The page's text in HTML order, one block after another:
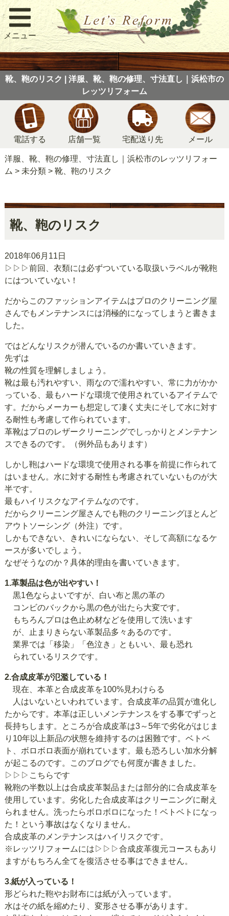
メニュー
靴、鞄のリスク | 洋服、靴、鞄の修理、寸法直し｜浜松市の
レッツリフォーム
電話する 店舗一覧 宅配送り先 メール
洋服、靴、鞄の修理、寸法直し｜浜松市のレッツリフォー
ム > 未分類> 靴、鞄のリスク
靴、鞄のリスク
2018年06月11日
▷▷▷前回、 衣類には必ずついている取扱いラベルが靴鞄
にはついていない！
だからこのファッションアイテムはプロのクリーニング屋
さんでもメンテナンスには消極的になってしまうと書きま
した。
ではどんなリスクが潜んでいるのか書いていきます。
先ずは
靴の性質を理解しましょう。
靴は最も汚れやすい、雨なので濡れやすい、常に力がかか
っている、最もハードな環境で使用されているアイテムで
す。だからメーカーも想定して凄く丈夫にそして水に対す
る耐性も考慮して作られています。
革靴はプロのレザークリーニングでしっかりとメンテナン
スできるのです。（例外品もあります）
しかし鞄はハードな環境で使用される事を前提に作られて
はいません。水に対する耐性も考慮されていないものが大
半です。
最もハイリスクなアイテムなのです。
だからクリーニング屋さんでも鞄のクリーニングほとんど
アウトソーシング（外注）です。
しかもできない、きれいにならない、そして高額になるケ
ースが多いでしょう。
なぜそうなのか？具体的理由を書いていきます。
1.革製品は色が出やすい！
黒1色ならよいですが、白い布と黒の革の
コンビのバックから黒の色が出たら大変です。
もちろんプロは色止め材などを使用して洗います
が、止まりきらない革製品多々あるのです。
業界では「移染」「色泣き」ともいい、最も恐れ
られているリスクです。
2.合成皮革が氾濫している！
現在、本革と合成皮革を100%見わけらる
人はいないといわれています。合成皮革の品質が進化し
たからです。本革は正しいメンテナンスをする事でずっと
長持ちします。ところが合成皮革は3～5年で劣化がはじま
り10年以上新品の状態を維持するのは困難です。ベトベ
ト、ボロボロ表面が崩れています。最も恐ろしい加水分解
が起こるのです。このブログでも何度が書きました。
▷▷▷こちらです
靴鞄の半数以上は合成皮革製品または部分的に合成皮革を
使用しています。劣化した合成皮革はクリーニングに耐え
られません。洗ったらボロボロになった！ベトベトになっ
た！という事故はなくなりません。
合成皮革のメンテナンスはハイリスクです。
※レッツリフォームには ▷▷▷合成皮革復元コース もあり
ますがもちろん全てを復活させる事はできません。
3.紙が入っている！
形どられた鞄やお財布には紙が入っています。
水はその紙を縮めたり、変形させる事があります。